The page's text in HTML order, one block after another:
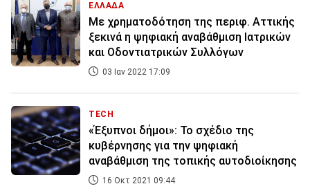
ΕΛΛΑΔΑ
Με χρηματοδότηση της περιφ. Αττικής
ξεκινά η ψηφιακή αναβάθμιση Ιατρικών
και Οδοντιατρικών Συλλόγων
03 Ιαν 2022 17:09
TECH
«Έξυπνοι δήμοι»: Το σχέδιο της
κυβέρνησης για την ψηφιακή
αναβάθμιση της τοπικής αυτοδιοίκησης
16 Οκτ 2021 09:44